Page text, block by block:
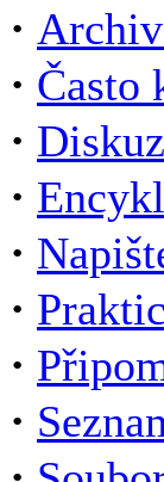
·
· Často
·
·
·
·
·
·